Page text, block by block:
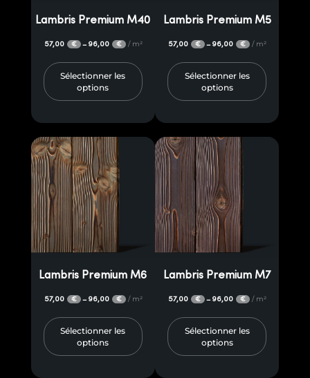
Lambris Premium M40
57,00 € – 96,00 € / m²
Sélectionner les
options
Lambris Premium M5
57,00 € – 96,00 € / m²
Sélectionner les
options
Lambris Premium M6
57,00 € – 96,00 € / m²
Sélectionner les
options
Lambris Premium M7
57,00 € – 96,00 € / m²
Sélectionner les
options